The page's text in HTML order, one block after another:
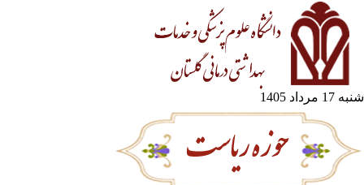
مرداد 1405